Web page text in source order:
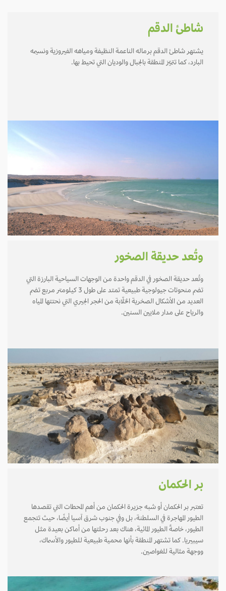
شاطئ الدقم
يشتهر شاطئ الدقم برماله الناعمة النظيفة ومياهه الفيروزية ونسيمه
البارد، كما تتميّز المنطقة بالجبال والوديان التي تحيط بها.
وتُعد حديقة الصخور
وتُعد حديقة الصخور في الدقم واحدة من الوجهات السياحية البارزة التي
تضم منحوتات جيولوجية طبيعية تمتد على طول 3 كيلومتر مربع تضم
العديد من الأشكال الصخرية الخلّابة من الحجر الجيري التي نحتتها المياه
والرياح على مدار ملايين السنين.
بر الحكمان
تعتبر بر الحكمان أو شبه جزيرة الحكمان من أهم المحطات التي تقصدها
الطيور المهاجرة في السلطنة، بل وفي جنوب شرق آسيا أيضًا، حيث تتجمع
الطيور، خاصةً الطيور المائية، هناك بعد رحلتها من أماكن بعيدة مثل
سيبيريا. كما تشتهر المنطقة بأنها محمية طبيعية للطيور والأسماك،
ووجهة مثالية للغواصين.